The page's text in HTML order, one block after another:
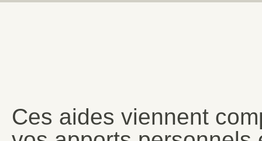
Ces aides viennent